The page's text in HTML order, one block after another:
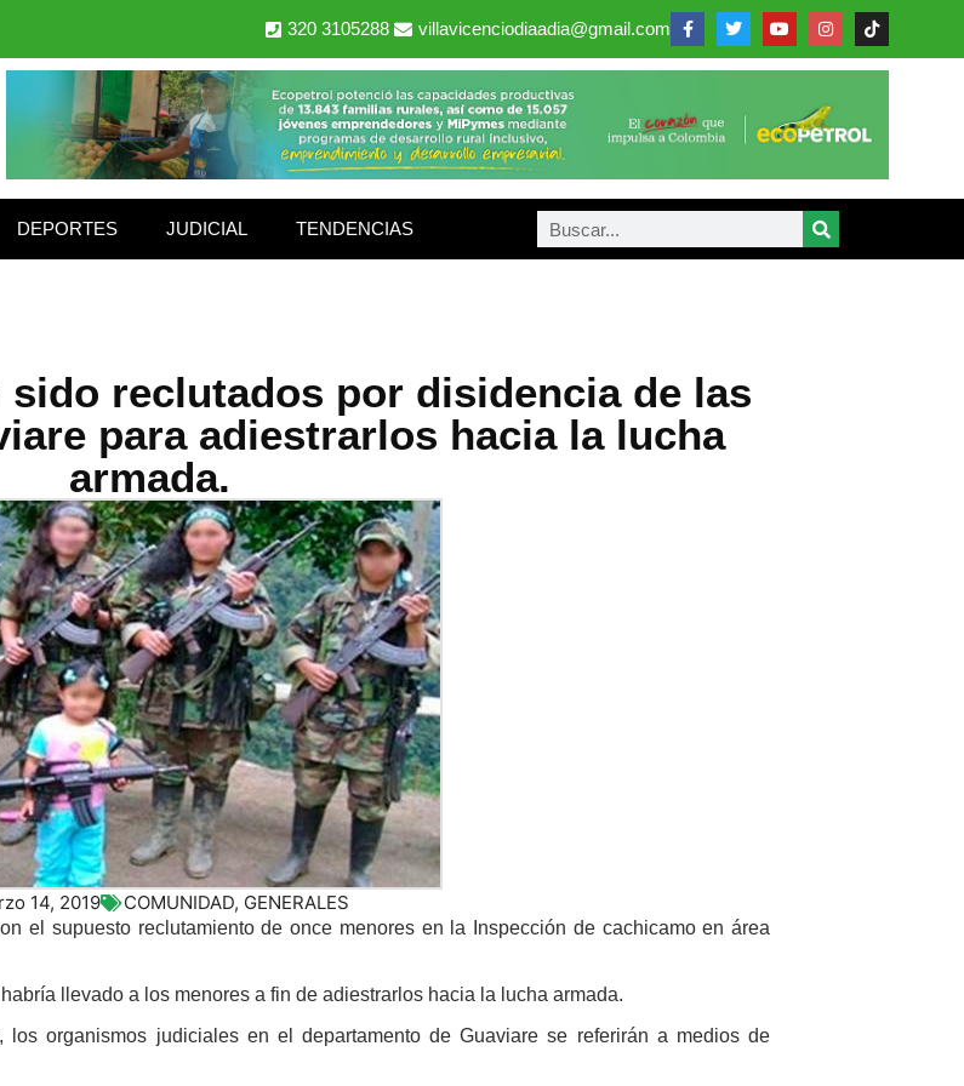
320 3105288 villavicenciodiaadia@gmail.com
DEPORTES JUDICIAL TENDENCIAS
sido reclutados por disidencia de las
para adiestrarlos hacia la lucha
armada.
14, 2019 COMUNIDAD, GENERALES
el supuesto reclutamiento de once menores en la Inspección de cachicamo en área
llevado a los menores a fin de adiestrarlos hacia la lucha armada.
organismos judiciales en el departamento de Guaviare se referirán a medios de